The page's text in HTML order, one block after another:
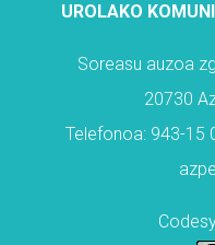
UROLAKO
Soreasu auzoa
20730
Telefonoa: 943-15